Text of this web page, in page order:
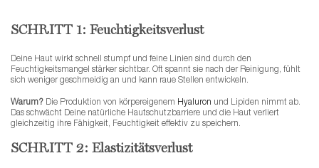
SCHRITT 1: Feuchtigkeitsverlust
Deine Haut wirkt schnell stumpf und feine Linien sind durch den
Feuchtigkeitsmangel stärker sichtbar. Oft spannt sie nach der Reinigung, fühlt
sich weniger geschmeidig an und kann raue Stellen entwickeln.
Warum? Die Produktion von körpereigenem Hyaluron und Lipiden nimmt ab.
Das schwächt Deine natürliche Hautschutzbarriere und die Haut verliert
gleichzeitig ihre Fähigkeit, Feuchtigkeit effektiv zu speichern.
SCHRITT 2: Elastizitätsverlust